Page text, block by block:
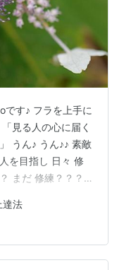
です♪ フラを上手に
見る人の心に届く
うん♪ うん♪♪ 素敵
を目指し 日々 修
まだ 修練？？？
の旅。 少しづつ
まだまだ学ぶと
踊り続けているの
そもそも 人の心に
達法